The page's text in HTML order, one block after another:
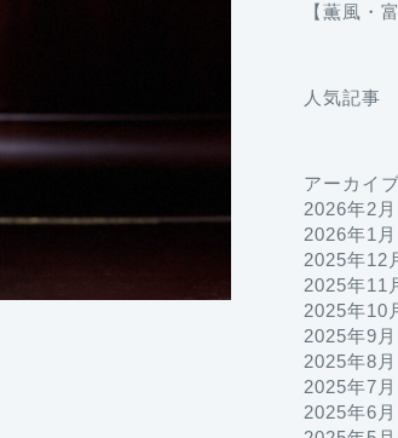
【薫風・
人気記事
アーカイ
2026年2月
2026年1月
2025年12
2025年11
2025年10
2025年9月
2025年8月
2025年7月
2025年6月